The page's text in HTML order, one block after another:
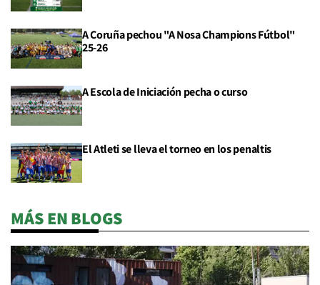
A Coruña pechou "A Nosa Champions Fútbol"
25-26
A Escola de Iniciación pecha o curso
El Atleti se lleva el torneo en los penaltis
MÁS EN BLOGS